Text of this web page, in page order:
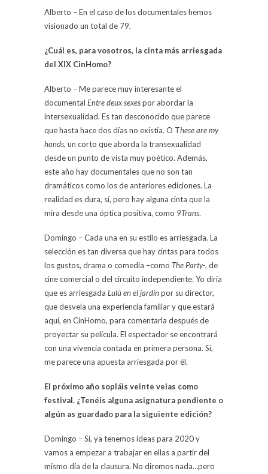
Alberto – En el caso de los documentales hemos
visionado un total de 79.
¿Cuál es, para vosotros, la cinta más arriesgada
del XIX CinHomo?
Alberto – Me parece muy interesante el
documental Entre deux sexespor abordar la
intersexualidad. Es tan desconocido que parece
que hasta hace dos días no existía. O These are my
hands, un corto que aborda la transexualidad
desde un punto de vista muy poético. Además,
este año hay documentales que no son tan
dramáticos como los de anteriores ediciones. La
realidad es dura, sí, pero hay alguna cinta que la
mira desde una óptica positiva, como 9Trans.
Domingo – Cada una en su estilo es arriesgada. La
selección es tan diversa que hay cintas para todos
los gustos, drama o comedia –como The Party-, de
cine comercial o del circuito independiente. Yo diría
que es arriesgada Lulú en el jardínpor su director,
que desvela una experiencia familiar y que estará
aquí, en CinHomo, para comentarla después de
proyectar su película. El espectador se encontrará
con una vivencia contada en primera persona. Sí,
me parece una apuesta arriesgada por él.
El próximo año sopláis veinte velas como
festival. ¿Tenéis alguna asignatura pendiente o
algún as guardado para la siguiente edición?
Domingo – Sí, ya tenemos ideas para 2020 y
vamos a empezar a trabajar en ellas a partir del
mismo día de la clausura. No diremos nada…pero